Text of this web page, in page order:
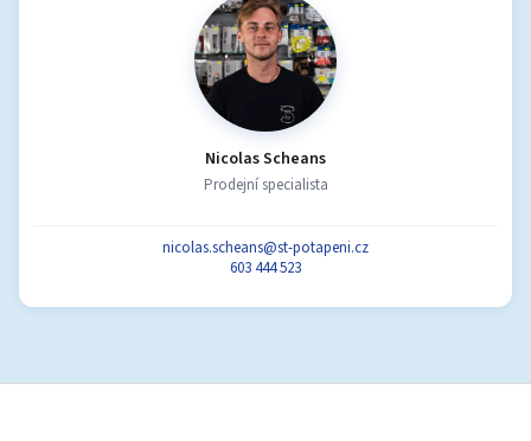
Nicolas Scheans
Prodejní specialista
nicolas.scheans@st-potapeni.cz
603 444 523